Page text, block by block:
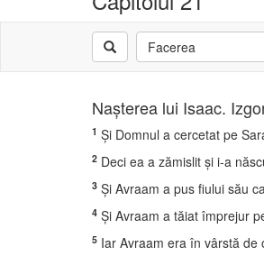
Facerea
Naşterea lui Isaac.
1 Şi Domnul a cercetat pe
2 Deci ea a zămislit şi i-a
3 Şi Avraam a pus fiului său
4 Şi Avraam a tăiat împrejur
5 Iar Avraam era în vârstă de